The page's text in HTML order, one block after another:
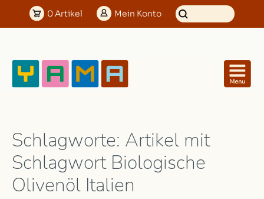
0Artikel Mein Konto
Schlagworte: Artikel mit
Schlagwort Biologische
Olivenöl Italien